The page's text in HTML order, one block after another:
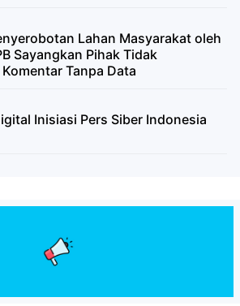
Lahan Masyarakat oleh
Sayangkan Pihak Tidak
Tanpa Data
Inisiasi Pers Siber Indonesia